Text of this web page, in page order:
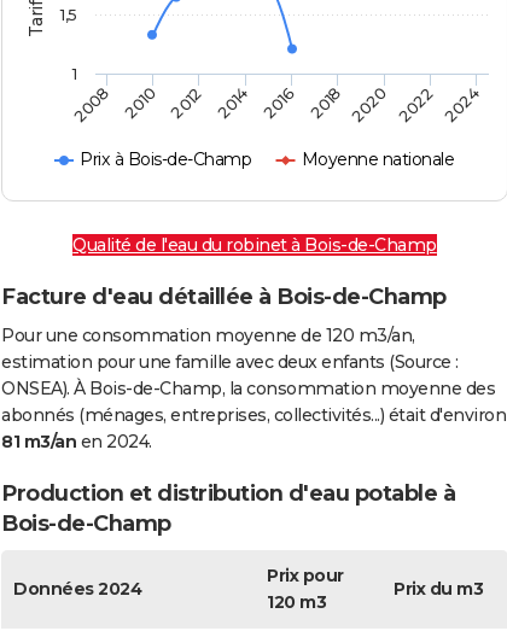
Prix à Bois-de-Champ Moyenne nationale
2008 2010 2012 2014 2016 2018 2020 2022 2024
1
1,5
Qualité de l'eau du robinet à Bois-de-Champ
Facture d'eau détaillée à Bois-de-Champ
Pour une consommation moyenne de 120 m3/an,
estimation pour une famille avec deux enfants (Source :
ONSEA). À Bois-de-Champ, la consommation moyenne des
abonnés (ménages, entreprises, collectivités...) était d'environ
81 m3/an en 2024.
Production et distribution d'eau potable à
Bois-de-Champ
Données 2024
Prix pour
120 m3
Prix du m3